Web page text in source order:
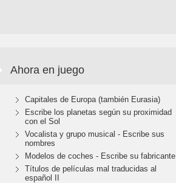
Ahora en juego
Capitales de Europa (también Eurasia)
Escribe los planetas según su proximidad
con el Sol
Vocalista y grupo musical - Escribe sus
nombres
Modelos de coches - Escribe su fabricante
Títulos de películas mal traducidas al
español II